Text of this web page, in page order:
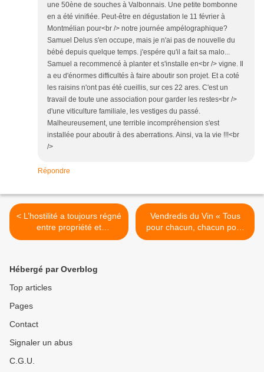
une 50ène de souches à Valbonnais. Une petite bombonne
en a été vinifiée. Peut-être en dégustation le 11 février à
Montmélian pour<br /> notre journée ampélographique?
Samuel Delus s'en occupe, mais je n'ai pas de nouvelle du
bébé depuis quelque temps. j'espére qu'il a fait sa malo...
Samuel a recommencé à planter et s'installe en<br /> vigne. Il
a eu d'énormes difficultés à faire aboutir son projet. Et a coté
les raisins n'ont pas été cueillis, sur ces 22 ares. C'est un
travail de toute une association pour garder les restes<br />
d'une viticulture familiale, les vestiges du passé.
Malheureusement, une terrible incompréhension s'est
installée pour aboutir à des aberrations. Ainsi, va la vie !!!<br
/>
Répondre
< L’hostilité a toujours régné
entre propriété et
commerce, les 1iers pas de
Bourgogne
Vendredis du Vin « Tous
pour chacun, chacun pour
tous » de Domérat à
Hébergé par Overblog
Top articles
Pages
Contact
Signaler un abus
C.G.U.